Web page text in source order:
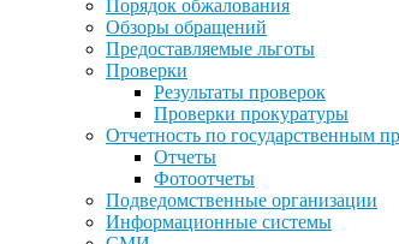
Порядок обжалования
Обзоры обращений
Предоставляемые льготы
Проверки
Результаты проверок
Проверки прокуратуры
Отчетность по государственным
Отчеты
Фотоотчеты
Подведомственные организации
Информационные системы